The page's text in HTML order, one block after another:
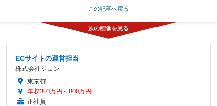
この記事へ戻る
ECサイトの運営担当
株式会社ジュン
東京都
年収350万円～800万円
正社員